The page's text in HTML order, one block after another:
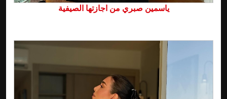
ياسمين صبري من اجازتها الصيفية